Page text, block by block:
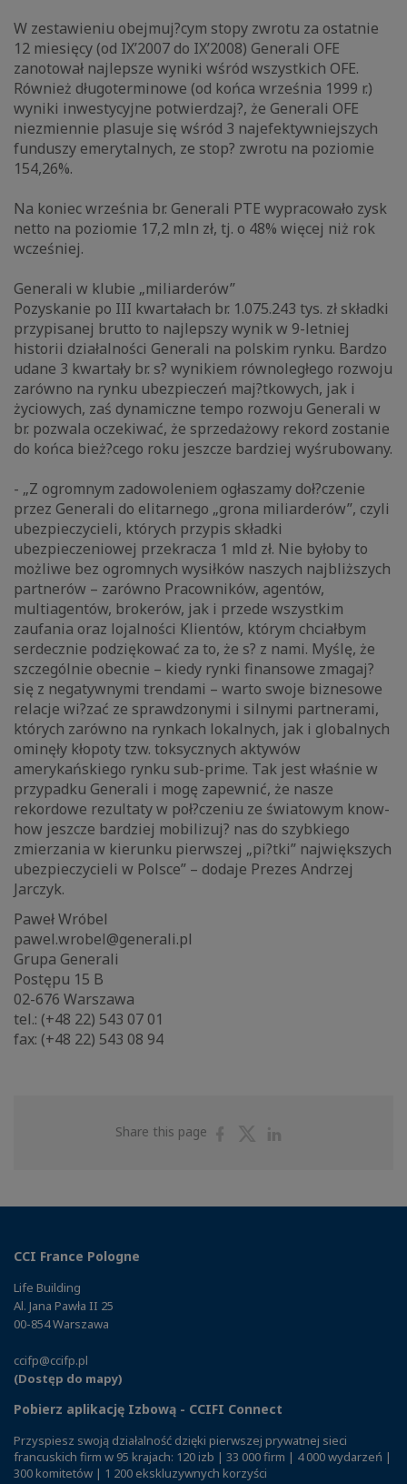
W zestawieniu obejmuj?cym stopy zwrotu za ostatnie
12 miesięcy (od IX’2007 do IX’2008) Generali OFE
zanotował najlepsze wyniki wśród wszystkich OFE.
Również długoterminowe (od końca września 1999 r.)
wyniki inwestycyjne potwierdzaj?, że Generali OFE
niezmiennie plasuje się wśród 3 najefektywniejszych
funduszy emerytalnych, ze stop? zwrotu na poziomie
154,26%.
Na koniec września br. Generali PTE wypracowało zysk
netto na poziomie 17,2 mln zł, tj. o 48% więcej niż rok
wcześniej.
Generali w klubie „miliarderów”
Pozyskanie po III kwartałach br. 1.075.243 tys. zł składki
przypisanej brutto to najlepszy wynik w 9-letniej
historii działalności Generali na polskim rynku. Bardzo
udane 3 kwartały br. s? wynikiem równoległego rozwoju
zarówno na rynku ubezpieczeń maj?tkowych, jak i
życiowych, zaś dynamiczne tempo rozwoju Generali w
br. pozwala oczekiwać, że sprzedażowy rekord zostanie
do końca bież?cego roku jeszcze bardziej wyśrubowany.
- „Z ogromnym zadowoleniem ogłaszamy doł?czenie
przez Generali do elitarnego „grona miliarderów”, czyli
ubezpieczycieli, których przypis składki
ubezpieczeniowej przekracza 1 mld zł. Nie byłoby to
możliwe bez ogromnych wysiłków naszych najbliższych
partnerów – zarówno Pracowników, agentów,
multiagentów, brokerów, jak i przede wszystkim
zaufania oraz lojalności Klientów, którym chciałbym
serdecznie podziękować za to, że s? z nami. Myślę, że
szczególnie obecnie – kiedy rynki finansowe zmagaj?
się z negatywnymi trendami – warto swoje biznesowe
relacje wi?zać ze sprawdzonymi i silnymi partnerami,
których zarówno na rynkach lokalnych, jak i globalnych
ominęły kłopoty tzw. toksycznych aktywów
amerykańskiego rynku sub-prime. Tak jest właśnie w
przypadku Generali i mogę zapewnić, że nasze
rekordowe rezultaty w poł?czeniu ze światowym know-
how jeszcze bardziej mobilizuj? nas do szybkiego
zmierzania w kierunku pierwszej „pi?tki” największych
ubezpieczycieli w Polsce” – dodaje Prezes Andrzej
Jarczyk.
Paweł Wróbel
pawel.wrobel@generali.pl
Grupa Generali
Postępu 15 B
02-676 Warszawa
tel.: (+48 22) 543 07 01
fax: (+48 22) 543 08 94
Share this page
ShareShare
CCI France Pologne
Life Building
Al. Jana Pawła II 25
00-854 Warszawa
ccifp@ccifp.pl
(Dostęp do mapy)
Pobierz aplikację Izbową - CCIFI Connect
Przyspiesz swoją działalność dzięki pierwszej prywatnej sieci
francuskich firm w 95 krajach: 120 izb | 33 000 firm | 4 000 wydarzeń |
300 komitetów | 1 200 ekskluzywnych korzyści